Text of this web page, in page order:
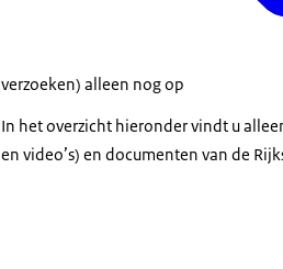
verzoeken) alleen nog op
In het overzicht hieronder vindt u
en video’s) en documenten van de